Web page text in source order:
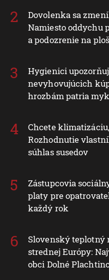
Dovolenka sa
Namiesto oddychu
a podozrenie na
Hygienici
nevyhovujúcich
hrozbám patria
Chcete
Rozhodnutie
súhlas susedov
Zástupcovia
platy pre
každý rok
Slovenský teplotný
strednej Európy:
obci Dolné